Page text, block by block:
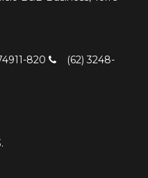
820
(62) 3248-